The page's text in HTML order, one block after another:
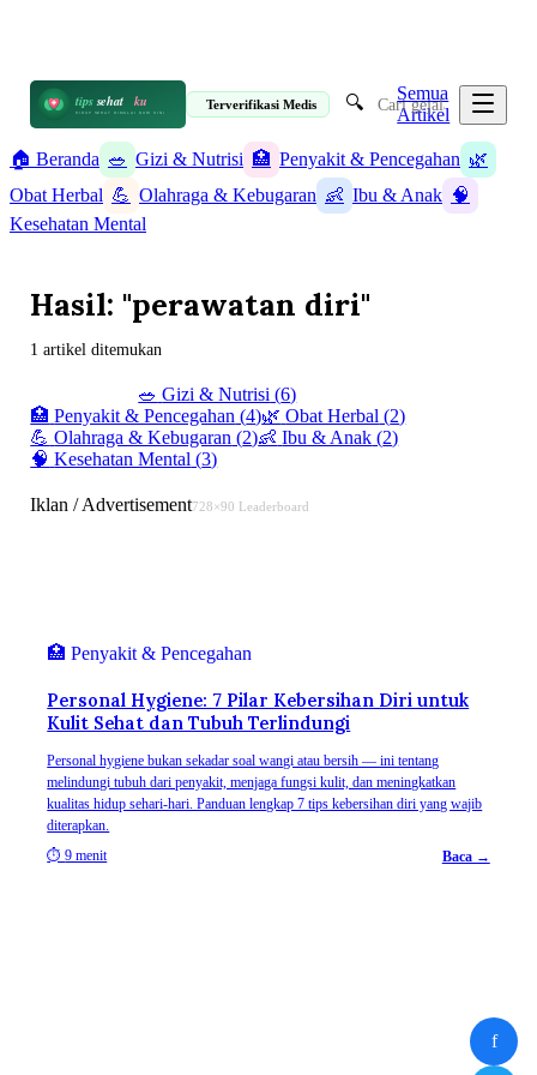
tipssehat ku
HIDUP SEHAT DIMULAI DARI SINI
Terverifikasi Medis 🔍
Semua
Artikel
🏠 Beranda 🥗 Gizi & Nutrisi 🏥 Penyakit & Pencegahan 🌿
Obat Herbal 💪 Olahraga & Kebugaran 👶 Ibu & Anak 🧠
Kesehatan Mental
Hasil: "perawatan diri"
1 artikel ditemukan
🥗 Gizi & Nutrisi (6)
🏥 Penyakit & Pencegahan (4)🌿 Obat Herbal (2)
💪 Olahraga & Kebugaran (2)👶 Ibu & Anak (2)
🧠 Kesehatan Mental (3)
Iklan / Advertisement728×90 Leaderboard
🏥 Penyakit & Pencegahan
Personal Hygiene: 7 Pilar Kebersihan Diri untuk
Kulit Sehat dan Tubuh Terlindungi
Personal hygiene bukan sekadar soal wangi atau bersih — ini tentang
melindungi tubuh dari penyakit, menjaga fungsi kulit, dan meningkatkan
kualitas hidup sehari-hari. Panduan lengkap 7 tips kebersihan diri yang wajib
diterapkan.
⏱9 menit Baca →
f